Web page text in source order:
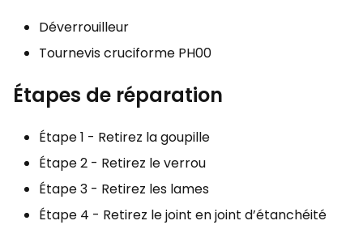
Déverrouilleur
Tournevis cruciforme PH00
Étapes de réparation
Étape 1 - Retirez la goupille
Étape 2 - Retirez le verrou
Étape 3 - Retirez les lames
Étape 4 - Retirez le joint en joint d’étanchéité